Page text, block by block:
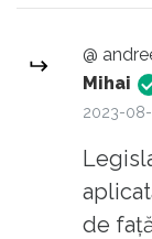
@
Mihai
2023-08-
de